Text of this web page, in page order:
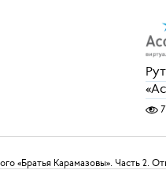
«Братья Карамазовы». Часть 2.